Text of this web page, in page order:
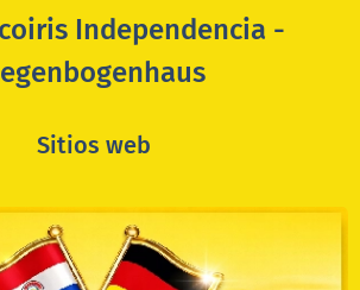
Independencia -
Sitios web